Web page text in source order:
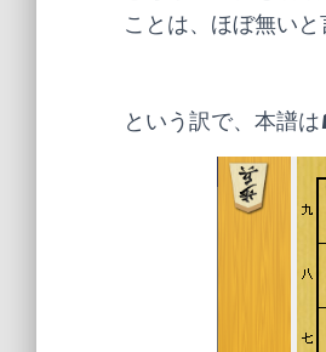
ことは、ほぼ無いと
という訳で、本譜